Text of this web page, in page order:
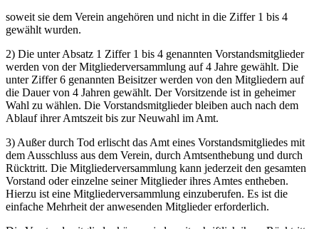
soweit sie dem Verein angehören und nicht in die Ziffer 1 bis 4
gewählt wurden.
2) Die unter Absatz 1 Ziffer 1 bis 4 genannten Vorstandsmitglieder
werden von der Mitgliederversammlung auf 4 Jahre gewählt. Die
unter Ziffer 6 genannten Beisitzer werden von den Mitgliedern auf
die Dauer von 4 Jahren gewählt. Der Vorsitzende ist in geheimer
Wahl zu wählen. Die Vorstandsmitglieder bleiben auch nach dem
Ablauf ihrer Amtszeit bis zur Neuwahl im Amt.
3) Außer durch Tod erlischt das Amt eines Vorstandsmitgliedes mit
dem Ausschluss aus dem Verein, durch Amtsenthebung und durch
Rücktritt. Die Mitgliederversammlung kann jederzeit den gesamten
Vorstand oder einzelne seiner Mitglieder ihres Amtes entheben.
Hierzu ist eine Mitgliederversammlung einzuberufen. Es ist die
einfache Mehrheit der anwesenden Mitglieder erforderlich.